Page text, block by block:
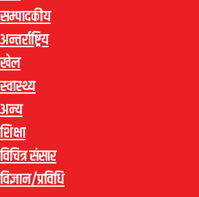
सम्पादकीय
अन्तर्राष्ट्रिय
खेल
स्वास्थ्य
अन्य
शिक्षा
विचित्र संसार
विज्ञान/प्रविधि